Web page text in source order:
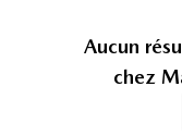
Aucun
chez